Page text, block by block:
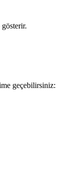
geçebilirsiniz: